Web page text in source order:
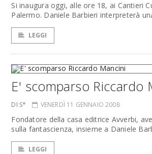
Si inaugura oggi, alle ore 18, ai Cantieri
Palermo. Daniele Barbieri interpreterà
LEGGI
E' scomparso Riccardo
DI S* VENERDÌ 11 GENNAIO 2008
Fondatore della casa editrice Avverbi,
sulla fantascienza, insieme a Daniele
LEGGI